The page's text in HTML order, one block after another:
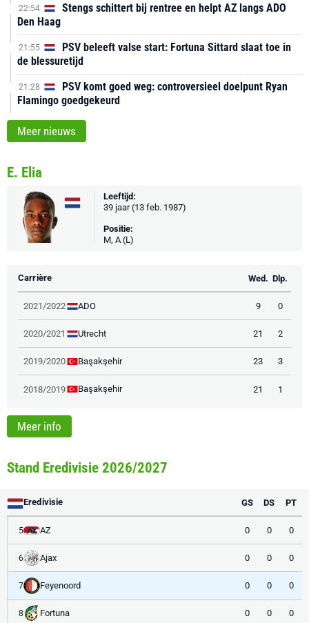
22:54
Stengs schittert bij rentree en helpt AZ langs ADO
Den Haag
21:55
PSV beleeft valse start: Fortuna Sittard slaat toe in
de blessuretijd
21:28
PSV komt goed weg: controversieel doelpunt Ryan
Flamingo goedgekeurd
Meer nieuws
E. Elia
Leeftijd:
39 jaar (13 feb. 1987)
Positie:
M, A (L)
Carrière Wed. Dlp.
2021/2022 ADO 9 0
2020/2021 Utrecht 21 2
2019/2020 Başakşehir 23 3
2018/2019 Başakşehir 21 1
Meer info
Stand Eredivisie 2026/2027
Eredivisie GS DS PT
5 AZ 0 0 0
6 Ajax 0 0 0
7 Feyenoord 0 0 0
8 Fortuna 0 0 0